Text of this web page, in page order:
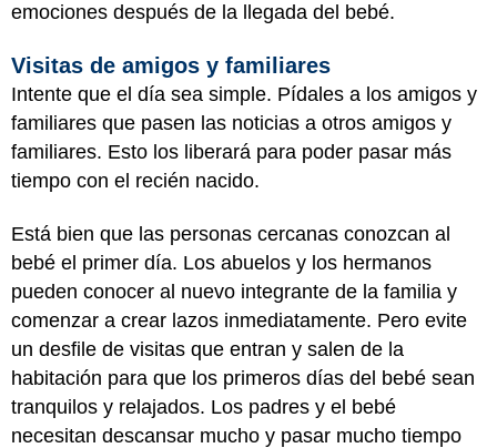
emociones después de la llegada del bebé.
Visitas de amigos y familiares
Intente que el día sea simple. Pídales a los amigos y
familiares que pasen las noticias a otros amigos y
familiares. Esto los liberará para poder pasar más
tiempo con el recién nacido.
Está bien que las personas cercanas conozcan al
bebé el primer día. Los abuelos y los hermanos
pueden conocer al nuevo integrante de la familia y
comenzar a crear lazos inmediatamente. Pero evite
un desfile de visitas que entran y salen de la
habitación para que los primeros días del bebé sean
tranquilos y relajados. Los padres y el bebé
necesitan descansar mucho y pasar mucho tiempo